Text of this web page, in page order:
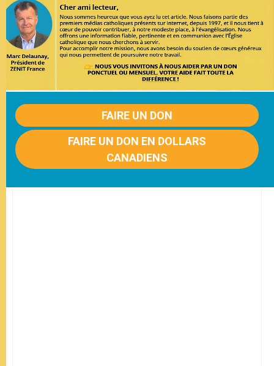
FAIRE UN DON
FAIRE UN DON EN DOLLARS
CANADIENS